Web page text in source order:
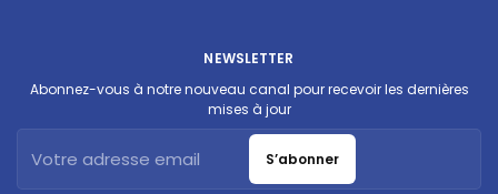
NEWSLETTER
Abonnez-vous à notre nouveau canal pour recevoir les dernières
mises à jour
S’abonner